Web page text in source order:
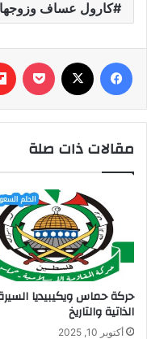
كارول عساف وزوجها
فيسبوك
مقالات ذات صلة
حركة حماس ويكيبيديا
الذاتية والتاريخ
أكتوبر 10, 2025